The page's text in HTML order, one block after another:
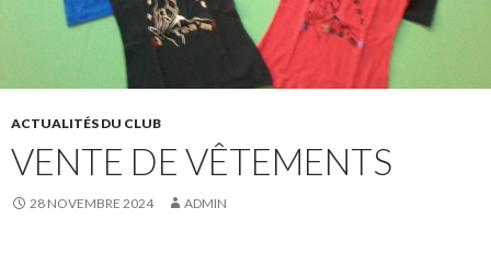
ACTUALITÉS DU CLUB
VENTE DE VÊTEMENTS
28 NOVEMBRE 2024 ADMIN